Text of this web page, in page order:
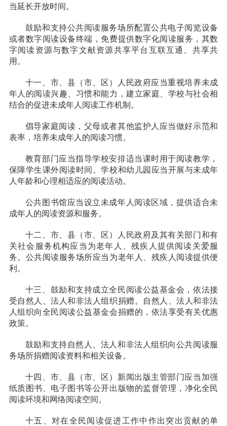
当延长开放时间。
鼓励和支持公共阅读服务场所配置公共电子阅览设备
或者数字阅读设备终端，免费提供数字化阅读服务，其数
字阅读资源与数字文献资源共享平台互联互通、共享共
用。
十一、 市、县（市、区）人民政府应当重视培养未成
年人的阅读兴趣、习惯和能力，建立家庭、学校与社会相
结合的促进未成年人阅读工作机制。
倡导家庭阅读，父母或者其他监护人应当做好示范和
表率，培养未成年人的阅读习惯。
教育部门应当指导学校安排适当课时用于阅读教学，
保障学生课外阅读时间。学校和幼儿园应当开展与未成年
人年龄和心理相适应的阅读活动。
公共图书馆应当设立未成年人阅读区域，提供适合未
成年人的阅读资源和服务。
十二、 市、县（市、区）人民政府及其有关部门和有
关社会服务机构应当为老年人、残疾人提供阅读关爱服
务。公共阅读服务场所应当为老年人、残疾人阅读提供便
利。
十三、 鼓励和支持成立全民阅读公益基金会，依法接
受自然人、法人和非法人组织捐赠。自然人、法人和非法
人组织向全民阅读公益基金会捐赠的，依法享受有关优惠
政策。
鼓励和支持自然人、法人和非法人组织向公共阅读服
务场所捐赠阅读资料和相关设备。
十四、 市、县（市、区）新闻出版主管部门应当加强
纸质图书、电子图书等公开出版物的监督管理，净化全民
阅读环境和网络阅读空间。
十五、 对在全民阅读促进工作中作出突出贡献的单